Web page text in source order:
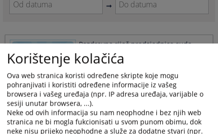
to
interact
with
the
calendar
and
select
a
date.
Press
the
to
interact
with
the
calendar
and
select
date.
Press
the
Pozdravna riječ predsjednice suda
26.12.2012.
1 - 1 / 1
1
Korištenje kolačića
Ova web stranica koristi određene skripte koje mogu
pohranjivati i koristiti određene informacije iz vašeg
browsera i vašeg uređaja (npr. IP adresa uređaja, varijable o
sesiji unutar browsera, ...).
Neke od ovih informacija su nam neophodne i bez njih web
stranica ne bi mogla fukcionisati u svom punom obimu, dok
neke nisu prijeko neophodne a služe za dodatne stvari (npr.